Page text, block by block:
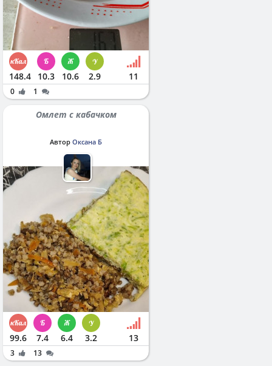
148.4 10.3 10.6 2.9 11
0 1
Омлет с кабачком
Автор Оксана Б
99.6 7.4 6.4 3.2 13
3
13